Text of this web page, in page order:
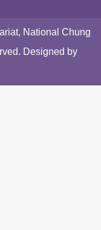
National Chung
Designed by